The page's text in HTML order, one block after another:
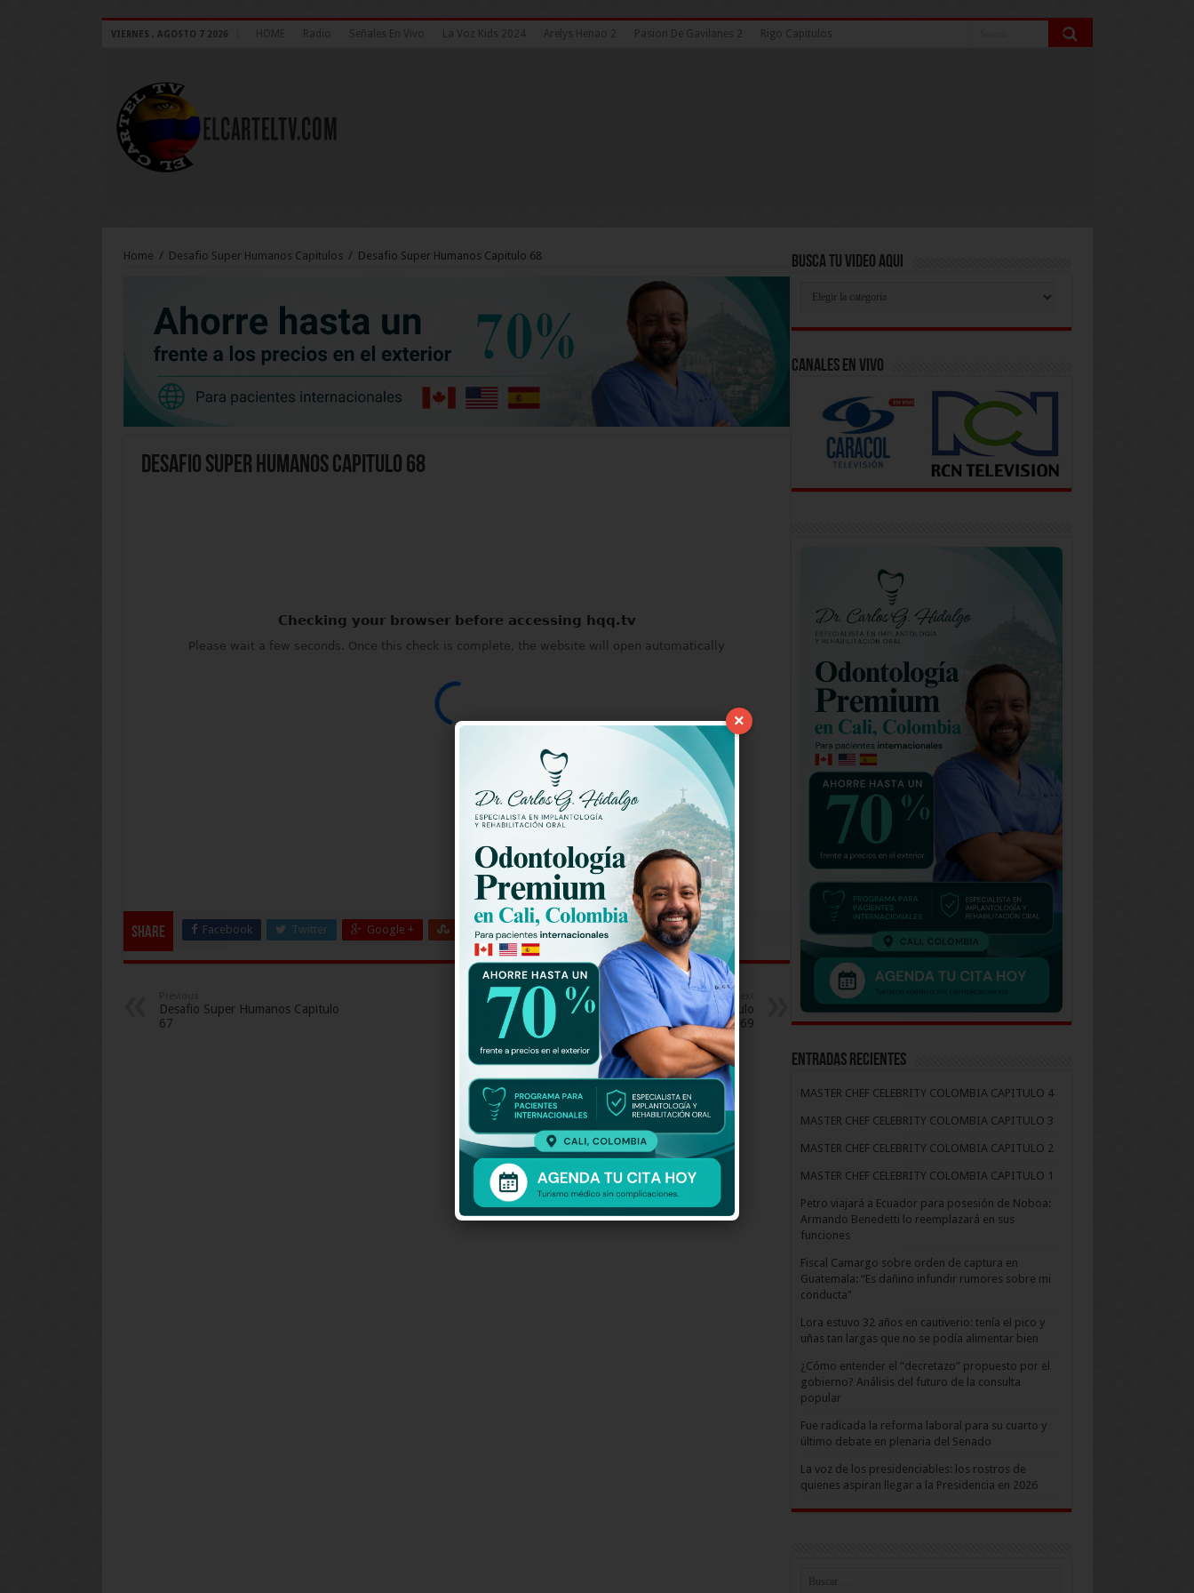
VIERNES , AGOSTO 7 2026 HOME Radio Señales En Vivo La Voz Kids 2024 Arelys Henao 2 Pasion De Gavilanes 2 Rigo Capitulos
Home / Desafio Super Humanos Capitulos / Desafio Super Humanos Capitulo 68
Desafio Super Humanos Capitulo 68
Share Facebook Twitter Google + Stumbleupon LinkedIn Pinterest
Desafio Super Humanos Capitulo
67
Next
Desafio Super Humanos Capitulo
69
Busca Tu Video Aqui
Aqui
Canales En Vivo
Entradas recientes
MASTER CHEF CELEBRITY COLOMBIA CAPITULO 4
MASTER CHEF CELEBRITY COLOMBIA CAPITULO 3
MASTER CHEF CELEBRITY COLOMBIA CAPITULO 2
MASTER CHEF CELEBRITY COLOMBIA CAPITULO 1
Petro viajará a Ecuador para posesión de Noboa:
Armando Benedetti lo reemplazará en sus
funciones
Fiscal Camargo sobre orden de captura en
Guatemala: “Es dañino infundir rumores sobre mi
conducta”
Lora estuvo 32 años en cautiverio: tenía el pico y
uñas tan largas que no se podía alimentar bien
¿Cómo entender el “decretazo” propuesto por el
gobierno? Análisis del futuro de la consulta
popular
Fue radicada la reforma laboral para su cuarto y
último debate en plenaria del Senado
La voz de los presidenciables: los rostros de
quienes aspiran llegar a la Presidencia en 2026
×